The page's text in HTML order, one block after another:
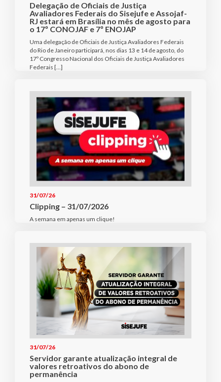
Delegação de Oficiais de Justiça
Avaliadores Federais do Sisejufe e Assojaf-
RJ estará em Brasília no mês de agosto para
o 17º CONOJAF e 7º ENOJAP
Uma delegação de Oficiais de Justiça Avaliadores Federais
do Rio de Janeiro participará, nos dias 13 e 14 de agosto, do
17º Congresso Nacional dos Oficiais de Justiça Avaliadores
Federais […]
31/07/26
Clipping – 31/07/2026
A semana em apenas um clique!
31/07/26
Servidor garante atualização integral de
valores retroativos do abono de
permanência